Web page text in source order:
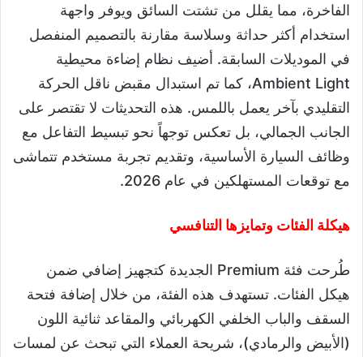
الفاخرة، مما يقلل من تشتت السائق ويوفر واجهة
استخدام أكثر حداثة وسلاسة مقارنة بالتصميم المنفصل
في الموديلات السابقة. أضيف نظام إضاءة محيطية
Ambient Light، كما تم استبدال مقبض ناقل الحركة
التقليدي بآخر يعمل باللمس. هذه التحديثات لا تقتصر على
الجانب الجمالي، بل تعكس توجهاً نحو تبسيط التفاعل مع
وظائف السيارة الأساسية، وتقديم تجربة مستخدم تتماشى
مع توقعات المستهلكين في عام 2026.
هيكلة الفئات وتمايزها التنافسي
طُرحت فئة Premium الجديدة كتجهيز إضافي ضمن
هيكل الفئات. تستهدف هذه الفئة، من خلال إضافة فتحة
السقف والباب الخلفي الكهربائي والمقاعد ثنائية اللون
(الأبيض والرمادي)، شريحة العملاء التي تبحث عن لمسات